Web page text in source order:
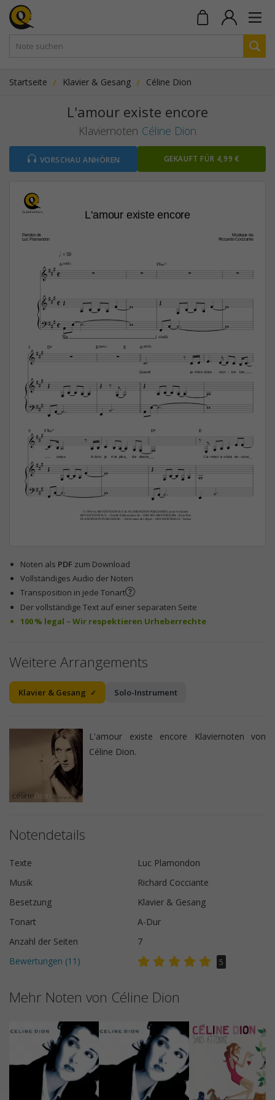
Startseite Klavier & Gesang Céline Dion
L'amour existe encore
Klaviernoten Céline Dion
VORSCHAU ANHÖREN GEKAUFT FÜR 4,99 €



L'amour existe encore
Paroles de
Luc Plamandon
Musique de
Riccardo Cocciante
© 1991 by BOVENTOON B.V. & PLAMONDON PUBLISHING pour le monde
BOVENTOON B.V. - Claude Debussylaan 24 - 1082 MD AMSTERDAM - Pays-Bas
PLAMONDON PUBLISHING - 130 Avenue des Alpes - 1820 MONTREUX - Suisse
h = 50

Quand je m'en dors
- con tre
- ton
5
corps A lors
- je n'ai plus de doute L'a mour
- e xiste
- en core
-
9
C
C
C
 A(„ˆˆ2)
 
F©‹11
 


simile
 D6

E(“4)

E A(„ˆˆ2)


 F©‹11 D6 E



      
     
       
       

    
 


    

        
 

     


    

  
 
     
Noten als PDF zum Download
Vollständiges Audio der Noten
Transposition in jede Tonart
Der vollständige Text auf einer separaten Seite
100 % legal – Wir respektieren Urheberrechte
Weitere Arrangements
Klavier & Gesang Solo-Instrument
L'amour existe encore Klaviernoten von
Céline Dion.
Notendetails
Texte
Luc Plamondon
Musik
Richard Cocciante
Besetzung
Klavier & Gesang
Tonart
A-Dur
Anzahl der Seiten
7
Bewertungen (11 ) 5
Mehr Noten von Céline Dion